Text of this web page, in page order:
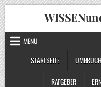
Skip
to
content
MENU
STARTSEITE
RATGEBER